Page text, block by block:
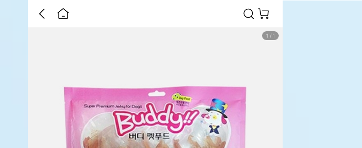
1 / 1